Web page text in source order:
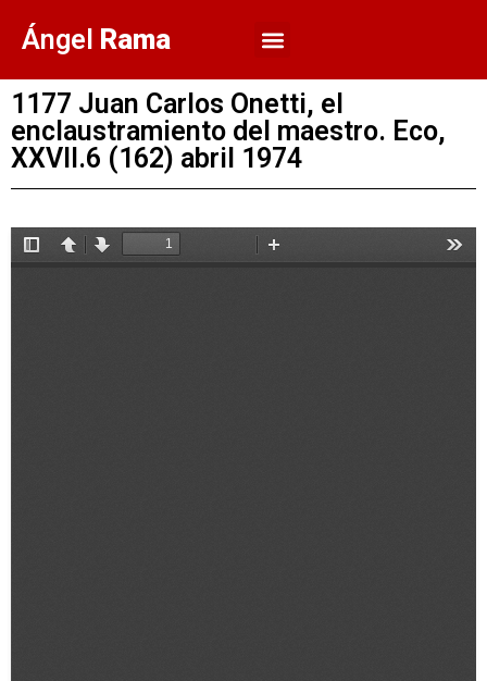
Ángel Rama
1177 Juan Carlos Onetti, el
enclaustramiento del maestro. Eco,
XXVII.6 (162) abril 1974